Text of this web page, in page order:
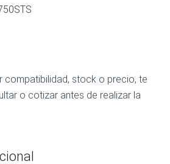
compatibilidad, stock o precio, te
o cotizar antes de realizar la